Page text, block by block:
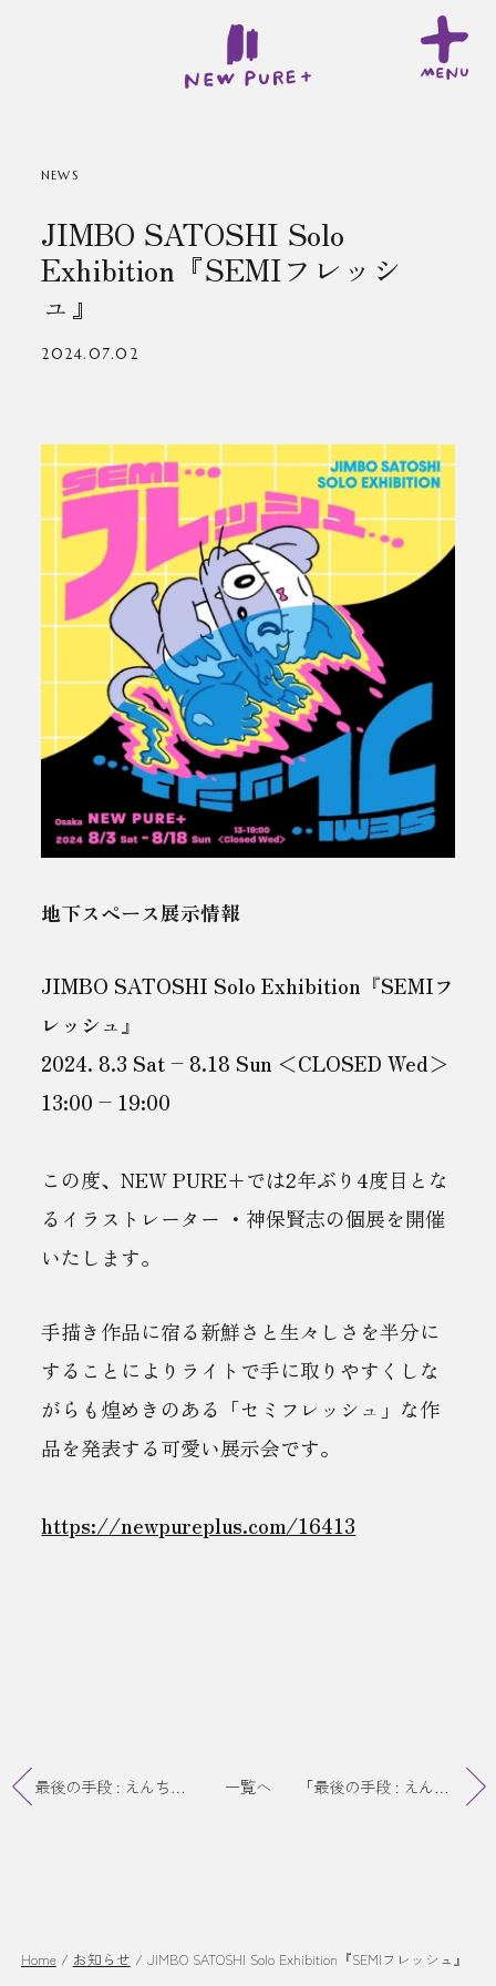
NEWS
JIMBO SATOSHI Solo
Exhibition『SEMIフレッシ
ュ』
2024.07.02
地下スペース展示情報
JIMBO SATOSHI Solo Exhibition『SEMIフ
レッシュ』
2024. 8.3 Sat – 8.18 Sun ＜CLOSED Wed＞
13:00 – 19:00
この度、NEW PURE+では2年ぶり4度目とな
るイラストレーター ・神保賢志の個展を開催
いたします。
手描き作品に宿る新鮮さと生々しさを半分に
することによりライトで手に取りやすくしな
がらも煌めきのある「セミフレッシュ」な作
品を発表する可愛い展示会です。
https://newpureplus.com/16413
最後の手段 : えんちゃん展 Onlineでも販売開始 一覧へ 「最後の手段 : えんちゃん展」終了
Home / お知らせ / JIMBO SATOSHI Solo Exhibition『SEMIフレッシュ』